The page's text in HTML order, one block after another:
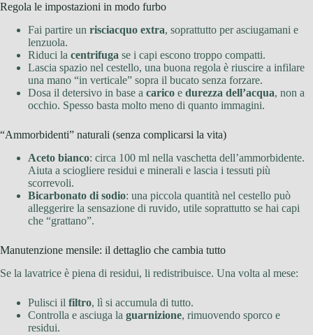
Regola le impostazioni in modo furbo
Fai partire un risciacquo extra, soprattutto per asciugamani e
lenzuola.
Riduci la centrifuga se i capi escono troppo compatti.
Lascia spazio nel cestello, una buona regola è riuscire a infilare
una mano “in verticale” sopra il bucato senza forzare.
Dosa il detersivo in base a carico e durezza dell’acqua, non a
occhio. Spesso basta molto meno di quanto immagini.
“Ammorbidenti” naturali (senza complicarsi la vita)
Aceto bianco: circa 100 ml nella vaschetta dell’ammorbidente.
Aiuta a sciogliere residui e minerali e lascia i tessuti più
scorrevoli.
Bicarbonato di sodio: una piccola quantità nel cestello può
alleggerire la sensazione di ruvido, utile soprattutto se hai capi
che “grattano”.
Manutenzione mensile: il dettaglio che cambia tutto
Se la lavatrice è piena di residui, li redistribuisce. Una volta al mese:
Pulisci il filtro, lì si accumula di tutto.
Controlla e asciuga la guarnizione, rimuovendo sporco e
residui.